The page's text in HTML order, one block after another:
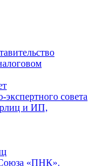
совета
и ИП,
«ПНК».